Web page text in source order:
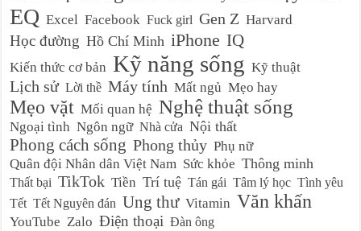
EQ Excel Facebook Fuck girl Gen Z Harvard
Học đường Hồ Chí Minh iPhone IQ
Kiến thức cơ bản Kỹ năng sống Kỹ thuật
Lịch sử Lời thề Máy tính Mất ngủ Mẹo hay
Mẹo vặt Mối quan hệ Nghệ thuật sống
Ngoại tình Ngôn ngữ Nhà cửa Nội thất
Phong cách sống Phong thủy Phụ nữ
Quân đội Nhân dân Việt Nam Sức khỏe Thông minh
Thất bại TikTok Tiền Trí tuệ Tán gái Tâm lý học Tình yêu
Tết Tết Nguyên đán Ung thư Vitamin Văn khấn
YouTube Zalo Điện thoại Đàn ông